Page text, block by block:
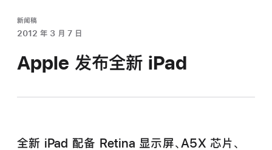
新闻稿
2012 年 3 月 7 日
Apple 发布全新 iPad
全新 iPad 配备 Retina 显示屏、A5X 芯片、